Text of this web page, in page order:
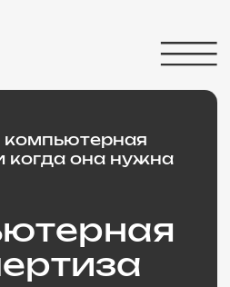
входит в
и
информацию,